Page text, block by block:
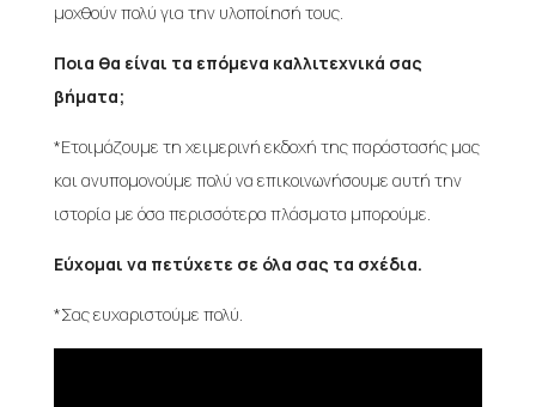
μοχθούν πολύ για την υλοποίησή τους.
Ποια θα είναι τα επόμενα καλλιτεχνικά σας
βήματα;
*Ετοιμάζουμε τη χειμερινή εκδοχή της παράστασής μας
και ανυπομονούμε πολύ να επικοινωνήσουμε αυτή την
ιστορία με όσα περισσότερα πλάσματα μπορούμε.
Εύχομαι να πετύχετε σε όλα σας τα σχέδια.
*Σας ευχαριστούμε πολύ.